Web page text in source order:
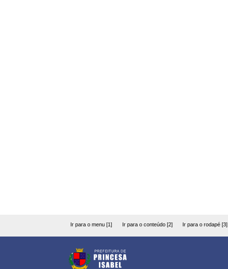
Ir para o menu [1] Ir para o conteúdo [2] Ir para o rodapé [3]